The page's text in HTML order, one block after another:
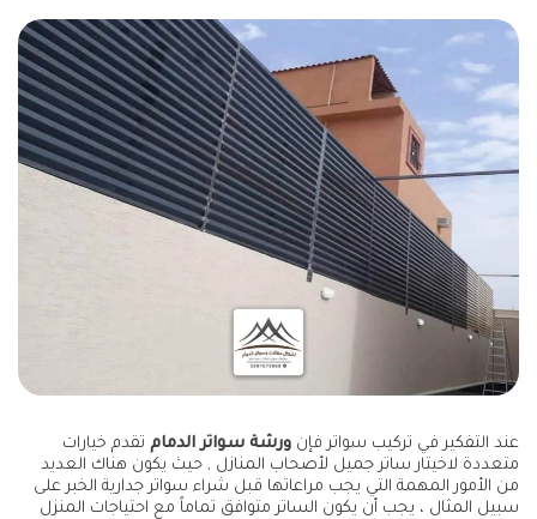
عند التفكير في تركيب سواتر فإن ورشة سواتر الدمام تقدم خيارات
متعددة لاخيتار ساتر جميل لأصحاب المنازل , حيث يكون هناك العديد
من الأمور المهمة التي يجب مراعاتها قبل شراء سواتر جدارية الخبر على
سبيل المثال ، يجب أن يكون الساتر متوافق تماماً مع احتياجات المنزل